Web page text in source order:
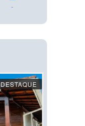
-
DESTAQUE